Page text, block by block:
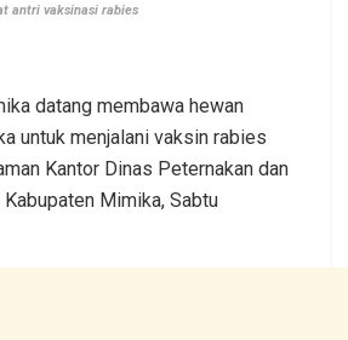
antri vaksinasi rabies
datang membawa hewan
untuk menjalani vaksin rabies
Kantor Dinas Peternakan dan
Mimika, Sabtu